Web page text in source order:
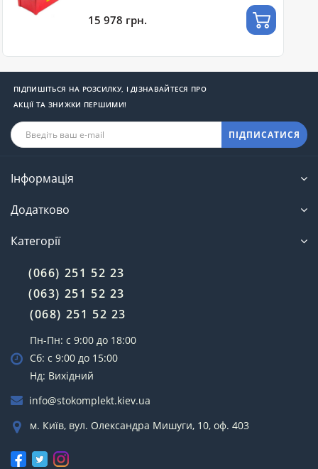
15 978 грн.
ПІДПИШІТЬСЯ НА РОЗСИЛКУ, І ДІЗНАВАЙТЕСЯ ПРО
АКЦІЇ ТА ЗНИЖКИ ПЕРШИМИ!
ПІДПИСАТИСЯ
Інформація
Додатково
Категорії
(066) 251 52 23
(063) 251 52 23
(068) 251 52 23
Пн-Пн: с 9:00 до 18:00
Сб: с 9:00 до 15:00
Нд: Вихідний
info@stokomplekt.kiev.ua
м. Київ, вул. Олександра Мишуги, 10, оф. 403